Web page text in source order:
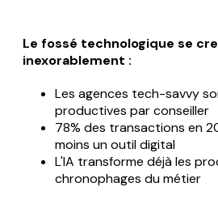
Le fossé technologique se
inexorablement :
Les agences tech-savvy
productives par conseiller
78% des transactions en
moins un outil digital
L'IA transforme déjà les
chronophages du métier